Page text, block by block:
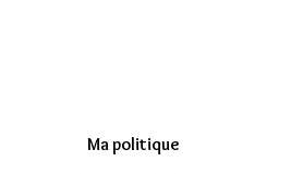
Ma politique